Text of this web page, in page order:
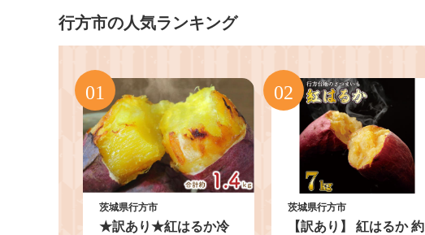
行方市の人気ランキング
茨城県行方市
★訳あり★紅はるか冷
茨城県行方市
【訳あり】 紅はるか 約